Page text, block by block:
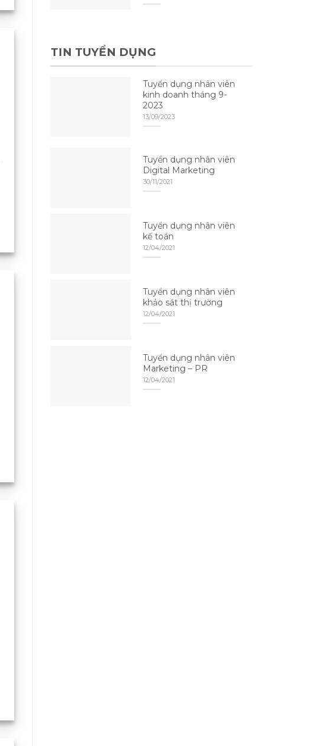
TIN TUYỂN DỤNG
Tuyển dụng nhân viên
kinh doanh tháng 9-
2023
13/09/2023
Tuyển dụng nhân viên
Digital Marketing
30/11/2021
Tuyển dụng nhân viên
kế toán
12/04/2021
Tuyển dụng nhân viên
khảo sát thị trường
12/04/2021
Tuyển dụng nhân viên
Marketing – PR
12/04/2021